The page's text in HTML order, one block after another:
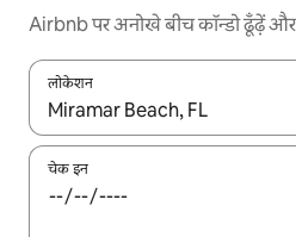
Airbnb पर अनोखे बीच कॉन्डो ढूँढ़ें
लोकेशन
नतीजों के उपलब्ध होने पर, अप और
चेक इन